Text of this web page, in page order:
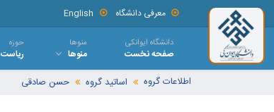
معرفی دانشگاه English
دانشگاه ایوانکی
صفحه نخست
منوها
منوها
حوزه
ریاست
اطلاعات گروه اساتید گروه حسن صادقی